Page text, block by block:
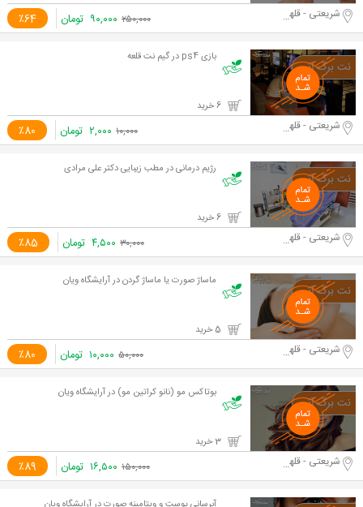
٪64 شریعتی - قلهک ۲۵۰,۰۰۰ ۹۰,۰۰۰ تومان
بازی ps4 در گیم نت قلعه
٪80 شریعتی - قلهک ۱۰,۰۰۰ ۲,۰۰۰ تومان
رژیم درمانی در مطب زیبایی دکتر علی مرادی
٪85 شریعتی - قلهک ۳۰,۰۰۰ ۴,۵۰۰ تومان
ماساژ صورت یا ماساژ گردن در آرایشگاه ویان
٪80 شریعتی - قلهک ۵۰,۰۰۰ ۱۰,۰۰۰ تومان
بوتاکس مو (نانو کراتین مو) در آرایشگاه ویان
٪89 شریعتی - قلهک ۱۵۰,۰۰۰ ۱۶,۵۰۰ تومان